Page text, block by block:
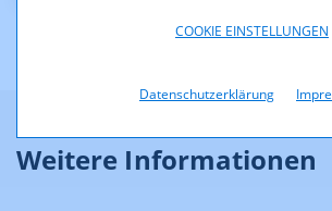
COOKIE EINSTELLUNGEN
Datenschutzerklärung
Weitere Informationen